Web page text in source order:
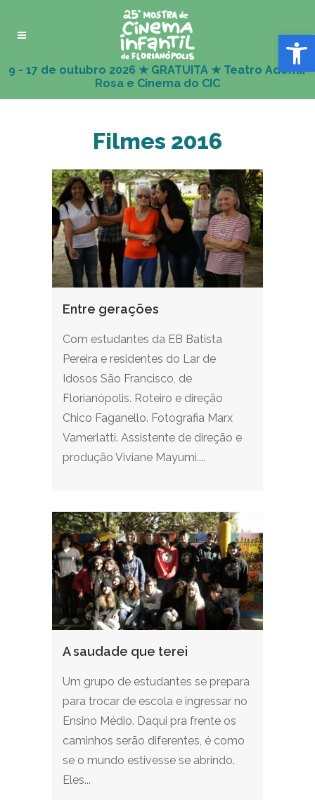
Abrir
Filmes 2016
Entre gerações
Com estudantes da EB Batista
Pereira e residentes do Lar de
Idosos São Francisco, de
Florianópolis. Roteiro e direção
Chico Faganello. Fotografia Marx
Vamerlatti. Assistente de direção e
produção Viviane Mayumi....
A saudade que terei
Um grupo de estudantes se prepara
para trocar de escola e ingressar no
Ensino Médio. Daqui pra frente os
caminhos serão diferentes, é como
se o mundo estivesse se abrindo.
Eles...